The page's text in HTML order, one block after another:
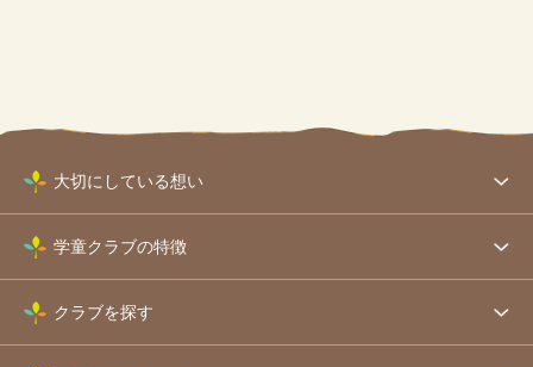
大切にしている想い
学童クラブの特徴
クラブを探す